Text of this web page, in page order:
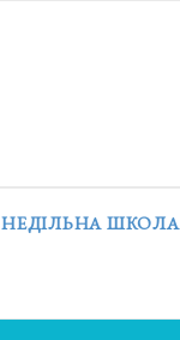
НЕДІЛЬНА ШКОЛА